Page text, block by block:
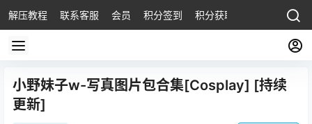
解压教程 联系客服 会员 积分签到 积分获取
小野妹子w-写真图片包合集[Cosplay] [持续
更新]